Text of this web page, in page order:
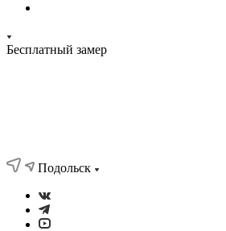
Бесплатный замер
Подольск